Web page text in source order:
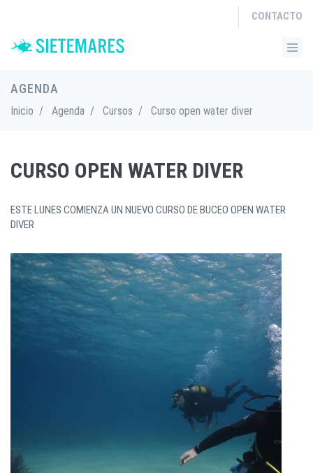
CONTACTO
AGENDA
Inicio / Agenda / Cursos / Curso open water diver
CURSO OPEN WATER DIVER
ESTE LUNES COMIENZA UN NUEVO CURSO DE BUCEO OPEN WATER
DIVER